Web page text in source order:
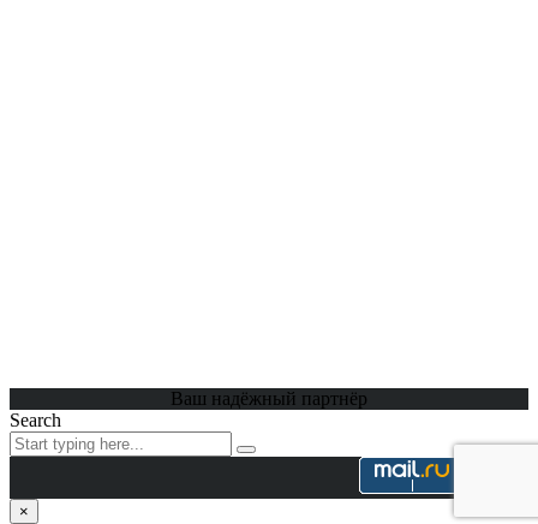
Ваш надёжный партнёр
Search
×